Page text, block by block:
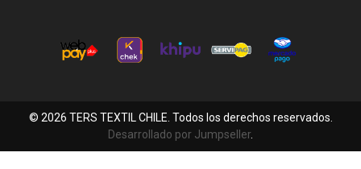
© 2026 TERS TEXTIL CHILE. Todos los derechos reservados.
Desarrollado por Jumpseller.